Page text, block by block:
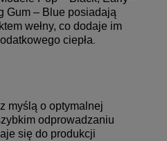
Gum – Blue posiadają
wełny, co dodaje im
ciepła.
myślą o optymalnej
odprowadzaniu
się do produkcji